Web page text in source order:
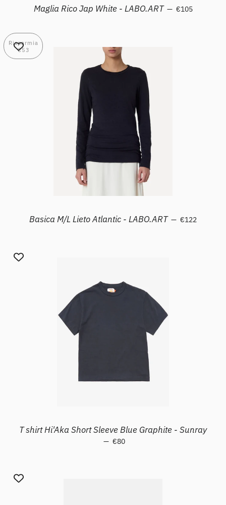
Maglia Rico Jap White - LABO.ART — Prezzo di
€105
Risparmia
€53
Basica M/L Lieto Atlantic - LABO.ART — Prezzo
€122
T shirt Hi'Aka Short Sleeve Blue Graphite - Sunray
— Prezzo di listino
€80